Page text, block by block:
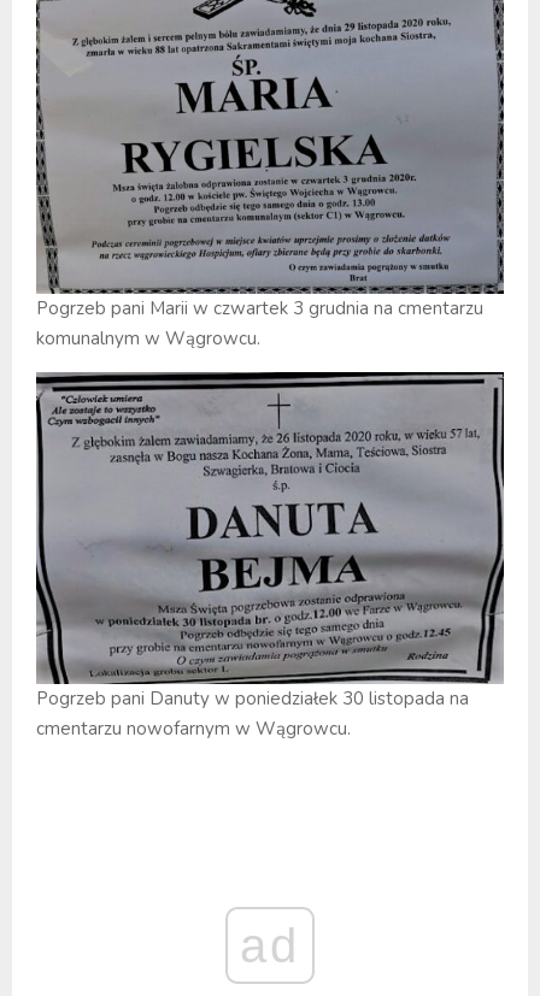
Pogrzeb pani Marii w czwartek 3 grudnia na cmentarzu
komunalnym w Wągrowcu.
Pogrzeb pani Danuty w poniedziałek 30 listopada na
cmentarzu nowofarnym w Wągrowcu.
ad